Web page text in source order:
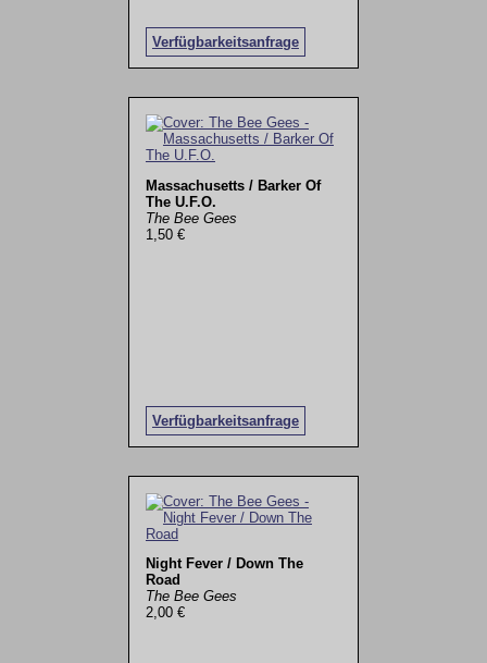
Verfügbarkeitsanfrage
Massachusetts / Barker Of
The U.F.O.
The Bee Gees
1,50 €
Verfügbarkeitsanfrage
Night Fever / Down The
Road
The Bee Gees
2,00 €